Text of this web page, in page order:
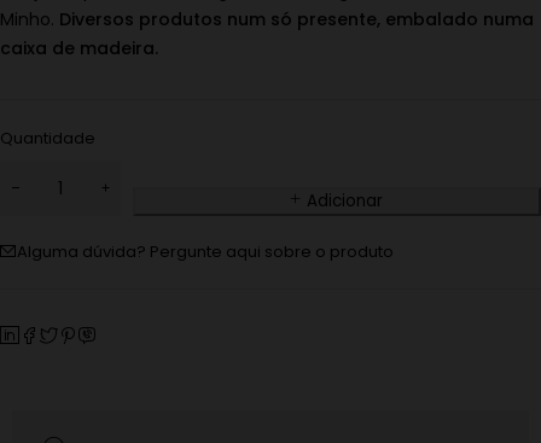
Minho. Diversos produtos num só presente, embalado numa
caixa de madeira.
Quantidade
Adicionar
Alguma dúvida? Pergunte aqui sobre o produto